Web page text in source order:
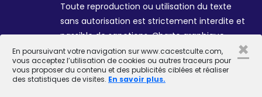
En poursuivant votre navigation sur www.cacestculte.com,
vous acceptez l’utilisation de cookies ou autres traceurs pour
vous proposer du contenu et des publicités ciblées et réaliser
des statistiques de visites. En savoir plus.
×
Toute reproduction ou utilisation du texte
sans autorisation est strictement interdite et
passible de sanctions. Charte graphique
Sophie R. et Céline Galant.